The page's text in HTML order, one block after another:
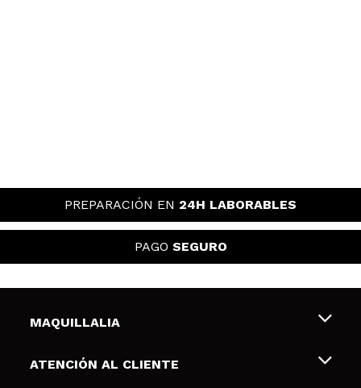
PREPARACIÓN EN 24H LABORABLES
PAGO SEGURO
MAQUILLALIA
Sobre nosotros
ATENCIÓN AL CLIENTE